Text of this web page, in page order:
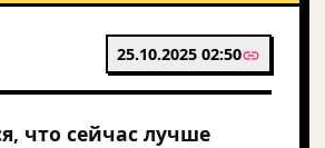
25.10.2025 02:50
что сейчас лучше